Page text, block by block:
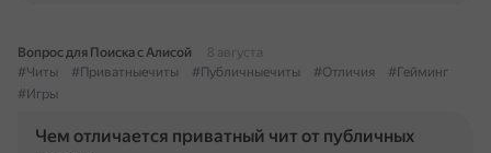
Вопрос для Поиска с Алисой
8 августа
#Читы
#Приватныечиты #Публичныечиты #Отличия
#Гейминг
#Игры
Чем отличается приватный чит от публичных